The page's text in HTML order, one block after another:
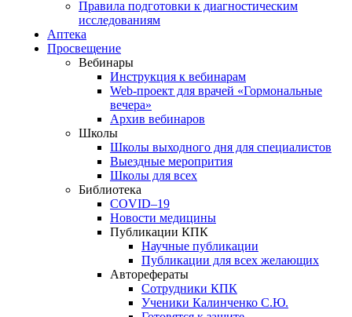
Правила подготовки к диагностическим
исследованиям
Аптека
Просвещение
Вебинары
Инструкция к вебинарам
Web-проект для врачей «Гормональные
вечера»
Архив вебинаров
Школы
Школы выходного дня для специалистов
Выездные меропрития
Школы для всех
Библиотека
COVID–19
Новости медицины
Публикации КПК
Научные публикации
Публикации для всех желающих
Авторефераты
Сотрудники КПК
Ученики Калинченко С.Ю.